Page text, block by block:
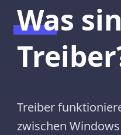
Was
Treiber
zwischen